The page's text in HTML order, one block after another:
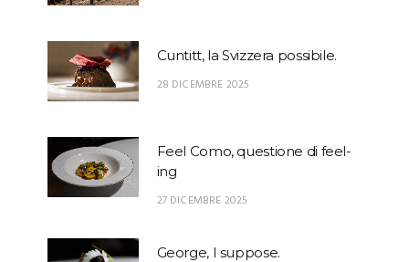
Cuntitt, la Svizzera possibile.
28 DICEMBRE 2025
Feel Como, questione di feel-
ing
27 DICEMBRE 2025
George, I suppose.